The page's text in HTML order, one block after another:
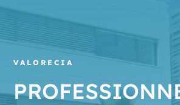
VALORECIA